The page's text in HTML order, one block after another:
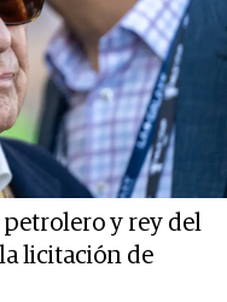
y rey del
licitación de